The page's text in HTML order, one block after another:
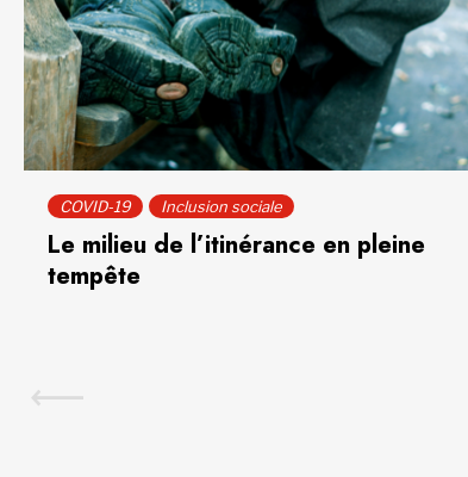
COVID-19 Inclusion sociale
Le milieu de l’itinérance en pleine
tempête